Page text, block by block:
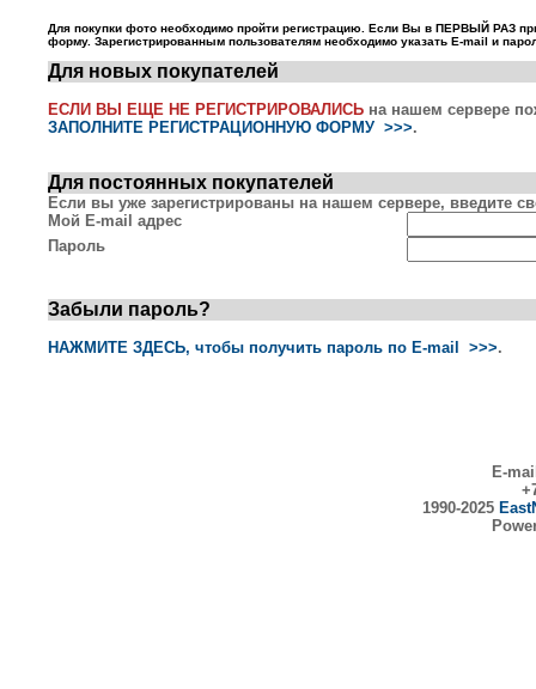
Для покупки фото необходимо пройти регистрацию. Если Вы в ПЕРВЫЙ РАЗ
форму. Зарегистрированным пользователям необходимо указать E-mail и
Для новых покупателей
ЕСЛИ ВЫ ЕЩЕ НЕ РЕГИСТРИРОВАЛИСЬ на нашем сервере
ЗАПОЛНИТЕ РЕГИСТРАЦИОННУЮ ФОРМУ >>>.
Для постоянных покупателей
Если вы уже зарегистрированы на нашем сервере, введите
Мой E-mail адрес
Пароль
Забыли пароль?
НАЖМИТЕ ЗДЕСЬ, чтобы получить пароль по E-mail >>>.
E-
1990-2025